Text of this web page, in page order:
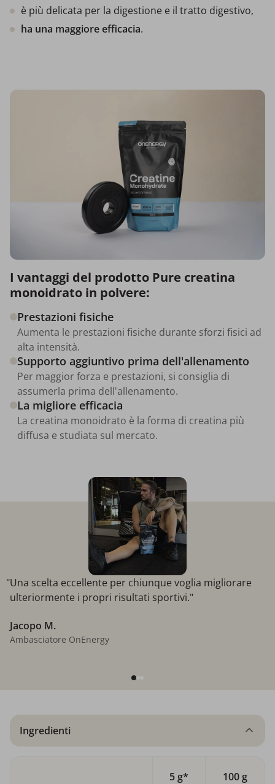
è più delicata per la digestione e il tratto digestivo,
ha una maggiore efficacia.
I vantaggi del prodotto Pure creatina
monoidrato in polvere:
Prestazioni fisiche
Aumenta le prestazioni fisiche durante sforzi fisici ad
alta intensità.
Supporto aggiuntivo prima dell'allenamento
Per maggior forza e prestazioni, si consiglia di
assumerla prima dell'allenamento.
La migliore efficacia
La creatina monoidrato è la forma di creatina più
diffusa e studiata sul mercato.
"Una scelta eccellente per chiunque voglia migliorare
ulteriormente i propri risultati sportivi."
Jacopo M.
Ambasciatore OnEnergy
Ingredienti
5 g* 100 g